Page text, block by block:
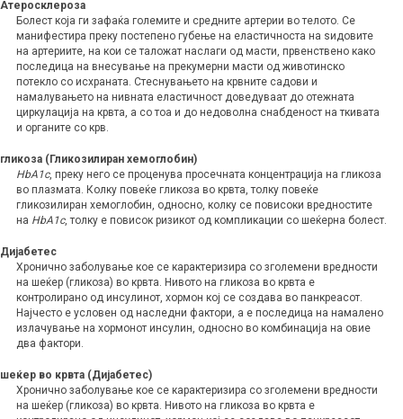
Атеросклероза
Болест која ги зафаќа големите и средните артерии во телото. Се
манифестира преку постепено губење на еластичноста на sидовите
на артериите, на кои се таложат наслаги од масти, првенствено како
последица на внесување на прекумерни масти од животинско
потекло со исхраната. Стеснувањето на крвните садови и
намалувањето на нивната еластичност доведуваат до отежната
циркулација на крвта, а со тоа и до недоволна снабденост на ткивата
и органите со крв.
гликоза (Гликозилиран хемоглобин)
HbA1c, преку него се проценува просечната концентрација на гликоза
во плазмата. Колку повеќе гликоза во крвта, толку повеќе
гликозилиран хемоглобин, односно, колку се повисоки вредностите
на HbA1c, толку е повисок ризикот од компликации со шеќерна болест.
Дијабетес
Хронично заболување кое се карактеризира со зголемени вредности
на шеќер (гликоза) во крвта. Нивото на гликоза во крвта е
контролирано од инсулинот, хормон кој се создава во панкреасот.
Најчесто е условен од наследни фактори, а е последица на намалено
излачување на хормонот инсулин, односно во комбинација на овие
два фактори.
шеќер во крвта (Дијабетес)
Хронично заболување кое се карактеризира со зголемени вредности
на шеќер (гликоза) во крвта. Нивото на гликоза во крвта е